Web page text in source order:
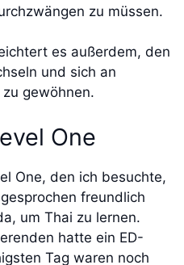
zu müssen.
es außerdem, den
und sich an
gewöhnen.
One
One, den ich besuchte,
freundlich
um Thai zu lernen.
hatte ein ED-
Tag waren noch